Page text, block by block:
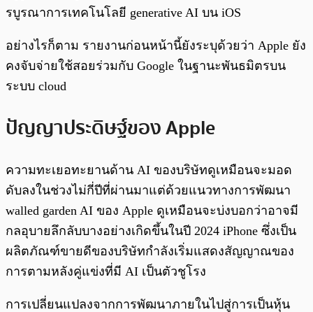
รบูรณาการเทคโนโลยี generative AI บน iOS
อย่างไรก็ตาม รายงานก่อนหน้านี้ยังระบุด้วยว่า Apple ยัง
คงจับจ่ายใช้สอยร่วมกับ Google ในฐานะพันธมิตรบน
ระบบ cloud
ปัญญาประดิษฐ์ของ Apple
ความทะเยอทะยานด้าน AI ของบริษัทดูเหมือนจะมอด
ดับลงในช่วงไม่กี่ปีที่ผ่านมาแต่ด้วยแนวทางการพัฒนา
walled garden AI ของ Apple ดูเหมือนจะบ่งบอกว่าอาจมี
กลอุบายลึกลับบางอย่างเกิดขึ้นในปี 2024 iPhone ซึ่งเป็น
ผลิตภัณฑ์ขายดีของบริษัทกำลังเริ่มแสดงสัญญาณของ
การตามหลังคู่แข่งที่มี AI เป็นตัวชูโรง
การเปลี่ยนแปลงจากการพัฒนาภายในไปสู่การเป็นหุ้น